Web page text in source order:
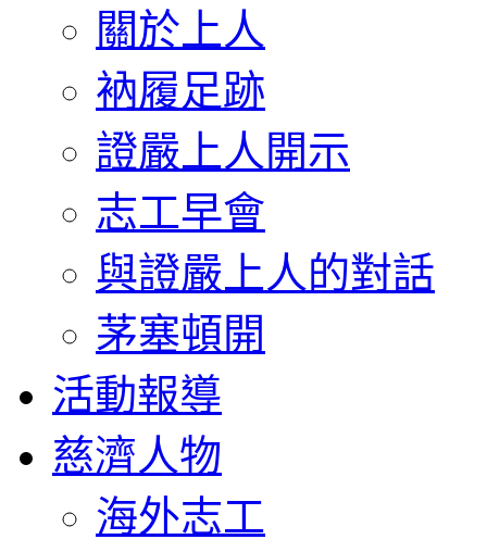
關於上人
衲履足跡
證嚴上人開示
志工早會
與證嚴上人的對話
茅塞頓開
活動報導
慈濟人物
海外志工